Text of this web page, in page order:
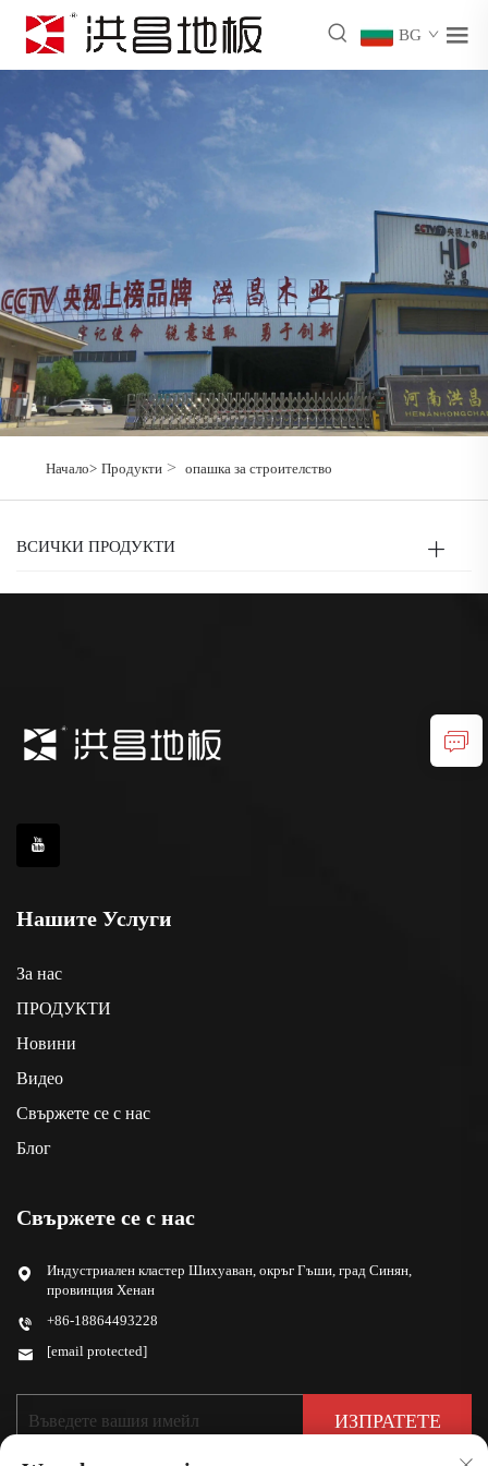
BG
Начало> Продукти> опашка за строителство
ВСИЧКИ ПРОДУКТИ
Нашите Услуги
За нас
ПРОДУКТИ
Новини
Видео
Свържете се с нас
Блог
Свържете се с нас
Индустриален кластер Шихуаван, окръг Гъши, град Синян,
провинция Хенан
+86-18864493228
[email protected]
ИЗПРАТЕТЕ